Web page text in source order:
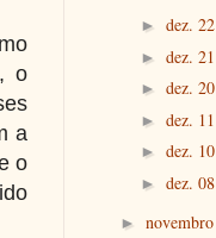
o
a
o
► dez. 22
► dez. 21
► dez. 20
► dez. 11
► dez. 10
► dez. 08
► novembro